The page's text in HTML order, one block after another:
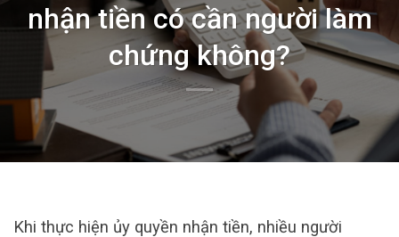
nhận tiền có cần người làm
chứng không?
Khi thực hiện ủy quyền nhận tiền, nhiều người